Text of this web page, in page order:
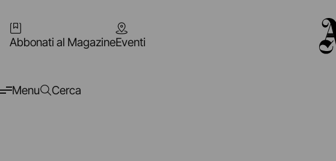
Abbonati al MagazineEventi
Menu Cerca